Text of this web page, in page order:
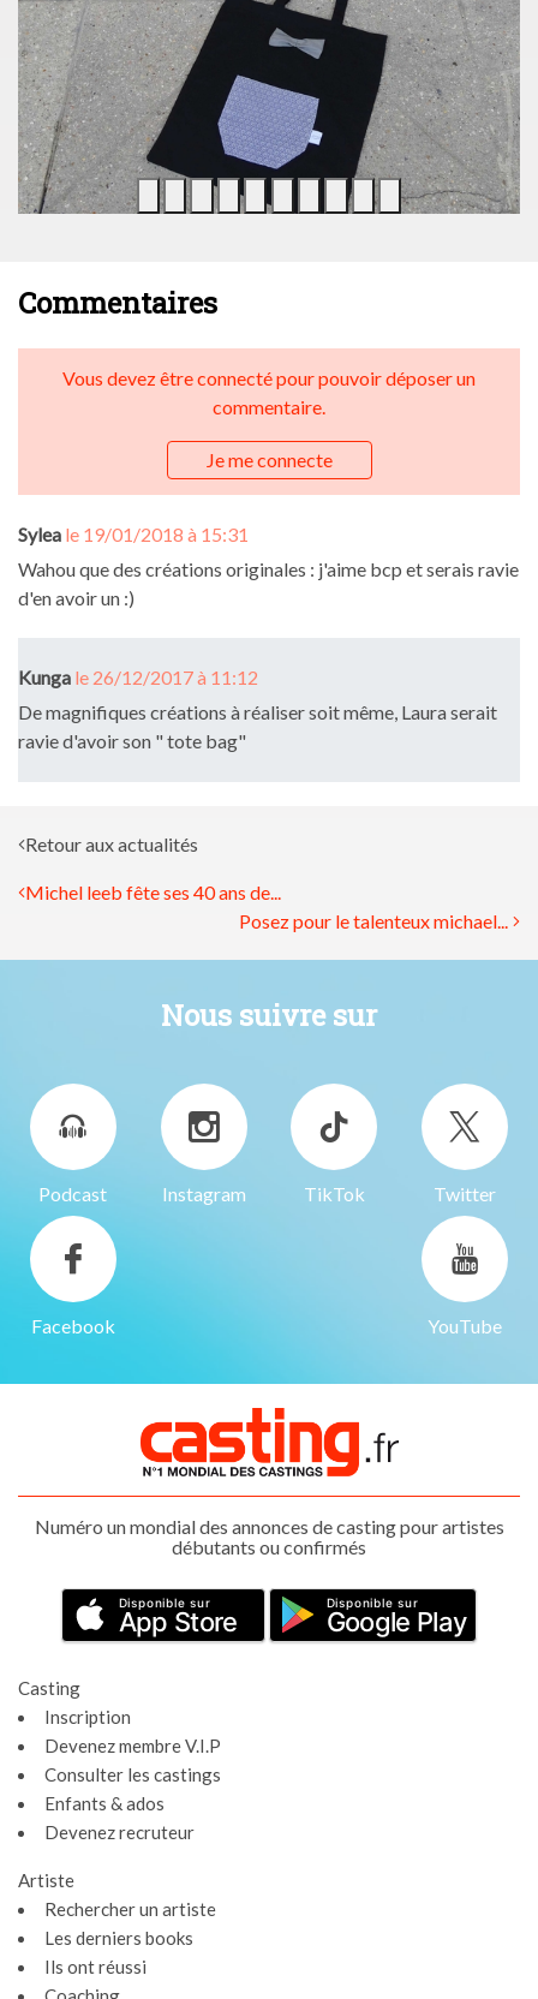
Commentaires
Vous devez être connecté pour pouvoir déposer un
commentaire.
Je me connecte
Sylea le 19/01/2018 à 15:31
Wahou que des créations originales : j'aime bcp et serais ravie
d'en avoir un :)
Kunga le 26/12/2017 à 11:12
De magnifiques créations à réaliser soit même, Laura serait
ravie d'avoir son " tote bag"
Retour aux actualités
Michel leeb fête ses 40 ans de...
Posez pour le talenteux michael...
Nous suivre sur
Podcast Instagram TikTok Twitter
Facebook YouTube
Numéro un mondial des annonces de casting pour artistes
débutants ou confirmés
Disponible sur
App Store
Disponible sur
Google Play
Casting
Inscription
Devenez membre V.I.P
Consulter les castings
Enfants & ados
Devenez recruteur
Artiste
Rechercher un artiste
Les derniers books
Ils ont réussi